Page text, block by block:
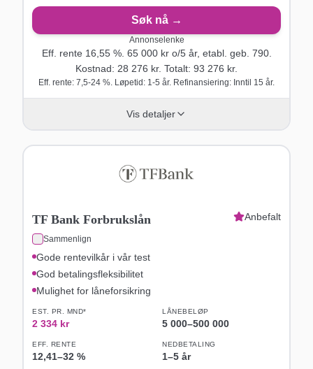
Søk nå →
Annonselenke
Eff. rente 16,55%. 65 000kr o/5år, etabl. geb. 790.
Kostnad: 28 276 kr. Totalt: 93 276 kr.
Eff. rente: 7,5-24 %. Løpetid: 1-5 år. Refinansiering: Inntil 15 år.
Vis detaljer
TF Bank Forbrukslån
Sammenlign
Anbefalt
Gode rentevilkår i vår test
God betalingsfleksibilitet
Mulighet for låneforsikring
EST. PR. MND*
2 334 kr
LÅNEBELØP
5 000–500 000
EFF. RENTE
12,41–32 %
NEDBETALING
1–5 år